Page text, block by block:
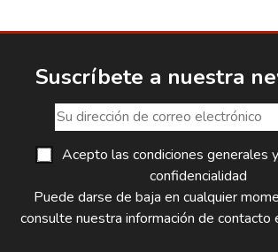
Suscríbete a nuestra
Acepto las condiciones generales
confidencialidad
Puede darse de baja en cualquier
consulte nuestra información de contacto